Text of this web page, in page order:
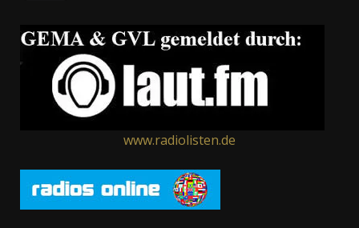
www.radiolisten.de